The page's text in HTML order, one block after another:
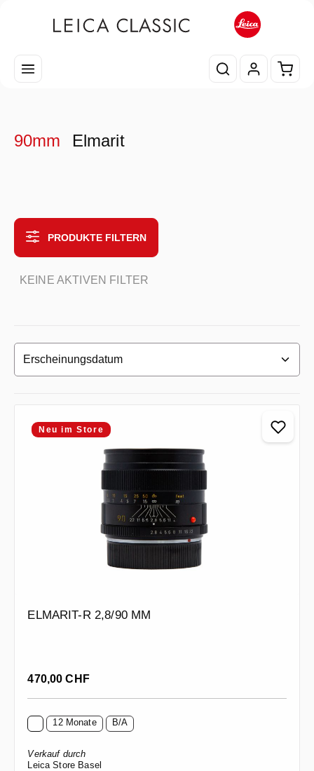
90mm Elmarit
PRODUKTE FILTERN
KEINE AKTIVEN FILTER
Neu im Store
ELMARIT-R 2,8/90 MM
Regulärer Preis:
470,00 CHF
12 Monate B/A
Verkauf durch
Leica Store Basel